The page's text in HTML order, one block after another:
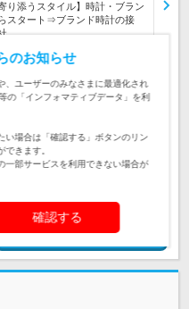
り添うスタイル】時計・ブラン
スタート⇒ブランド時計の接
の90％以上が未経験スタート】
在地：
気になる
のお知らせ
、ユーザーのみなさまに最適化され
の「インフォマティブデータ」を利
い場合は「確認する」ボタンのリン
きます。
部サービスを利用できない場合が
確認する